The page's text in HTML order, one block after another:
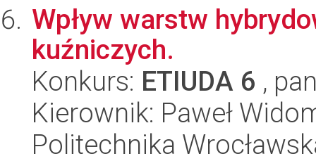
Wpływ warstw
kuźniczych.
Konkurs: ETIUDA 6 ,
Kierownik: Paweł
Politechnika